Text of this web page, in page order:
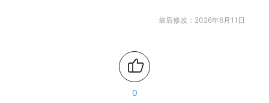
最后修改：2026年6月11日
0